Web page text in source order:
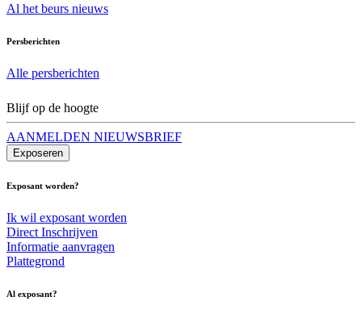
Al het beurs nieuws
Persberichten
Alle persberichten
Blijf op de hoogte
AANMELDEN NIEUWSBRIEF
Exposeren
Exposant worden?
Ik wil exposant worden
Direct Inschrijven
Informatie aanvragen
Plattegrond
Al exposant?